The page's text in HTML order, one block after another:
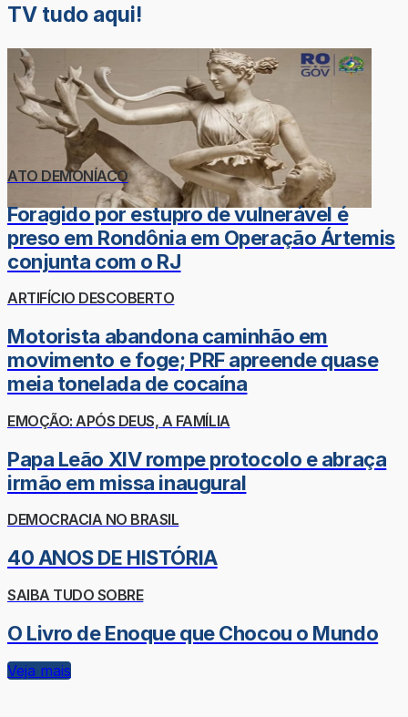
TV tudo aqui!
ATO DEMONÍACO
Foragido por estupro de vulnerável é
preso em Rondônia em Operação Ártemis
conjunta com o RJ
ARTIFÍCIO DESCOBERTO
Motorista abandona caminhão em
movimento e foge; PRF apreende quase
meia tonelada de cocaína
EMOÇÃO: APÓS DEUS, A FAMÍLIA
Papa Leão XIV rompe protocolo e abraça
irmão em missa inaugural
DEMOCRACIA NO BRASIL
40 ANOS DE HISTÓRIA
SAIBA TUDO SOBRE
O Livro de Enoque que Chocou o Mundo
Veja mais